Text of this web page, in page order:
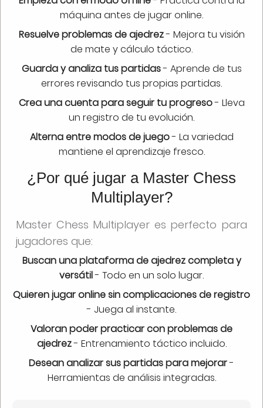
máquina antes de jugar online.
Resuelve problemas de ajedrez- Mejora tu visión
de mate y cálculo táctico.
Guarda y analiza tus partidas- Aprende de tus
errores revisando tus propias partidas.
Crea una cuenta para seguir tu progreso- Lleva
un registro de tu evolución.
Alterna entre modos de juego- La variedad
mantiene el aprendizaje fresco.
¿Por qué jugar a Master Chess
Multiplayer?
Master Chess Multiplayer es perfecto para
jugadores que:
Buscan una plataforma de ajedrez completa y
versátil- Todo en un solo lugar.
Quieren jugar online sin complicaciones de registro
- Juega al instante.
Valoran poder practicar con problemas de
ajedrez- Entrenamiento táctico incluido.
Desean analizar sus partidas para mejorar-
Herramientas de análisis integradas.